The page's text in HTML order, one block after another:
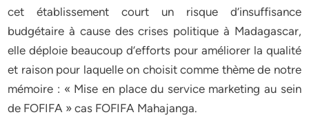
cet établissement court un risque d’insuffisance
budgétaire à cause des crises politique à Madagascar,
elle déploie beaucoup d’efforts pour améliorer la qualité
et raison pour laquelle on choisit comme thème de notre
mémoire : « Mise en place du service marketing au sein
de FOFIFA » cas FOFIFA Mahajanga.